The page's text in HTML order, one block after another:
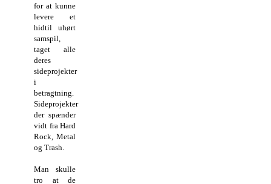
for at kunne
levere et
hidtil uhørt
samspil,
taget alle
deres
sideprojekter
i
betragtning.
Sideprojekter
der spænder
vidt fra Hard
Rock, Metal
og Trash.
Man skulle
tro at de